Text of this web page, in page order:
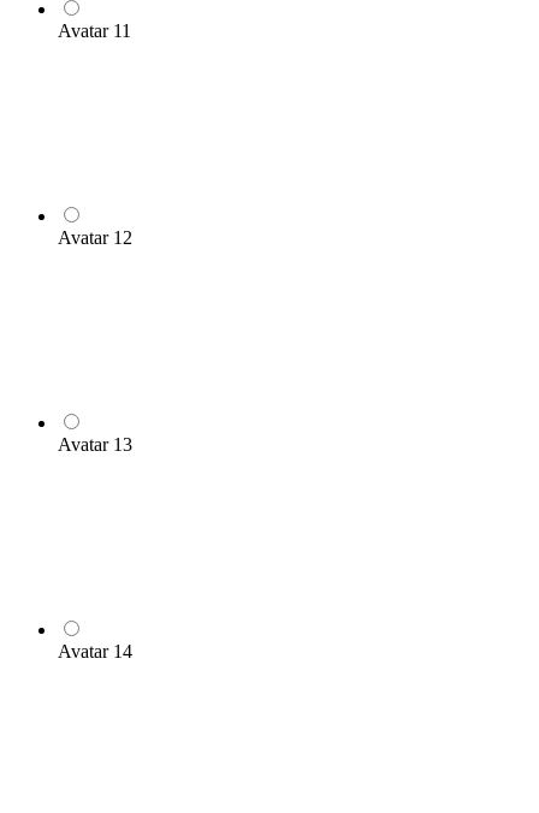
Avatar 11
Avatar 12
Avatar 13
Avatar 14